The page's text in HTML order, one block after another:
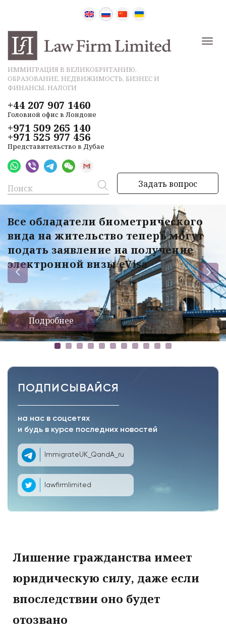
ИММИГРАЦИЯ В ВЕЛИКОБРИТАНИЮ,
ОБРАЗОВАНИЕ, НЕДВИЖИМОСТЬ, БИЗНЕС И
ФИНАНСЫ, НАЛОГИ
+44 207 907 1460
Головной офис в Лондоне
+971 509 265 140
+971 525 977 456
Представительство в Дубае
Задать вопрос
Все обладатели биометрического
вида на жительство теперь могут
подать заявление на получение
электронной визы eVisa
Подробнее
ПОДПИСЫВАЙСЯ
на нас в соцсетях
и будь в курсе последних новостей
ImmigrateUK_QandA_ru
lawfirmlimited
Лишение гражданства имеет
юридическую силу, даже если
впоследствии оно будет
отозвано